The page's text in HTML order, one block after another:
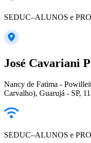
SEDUC–ALUNOS e
José Cavariani
Nancy de Fatima -
Carvalho), Guarujá - SP,
SEDUC–ALUNOS e